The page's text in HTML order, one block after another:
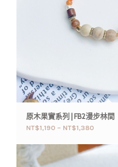
原木果實系列 | FB2漫步林間
NT$1,190– NT$1,380